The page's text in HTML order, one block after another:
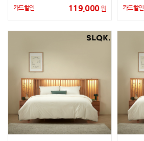
카드할인 119,000원 카드할인